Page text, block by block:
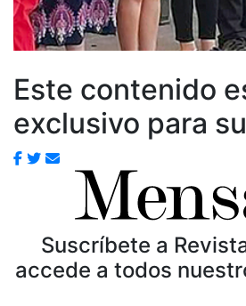
Este contenido
exclusivo para
Suscríbete a
accede a todos